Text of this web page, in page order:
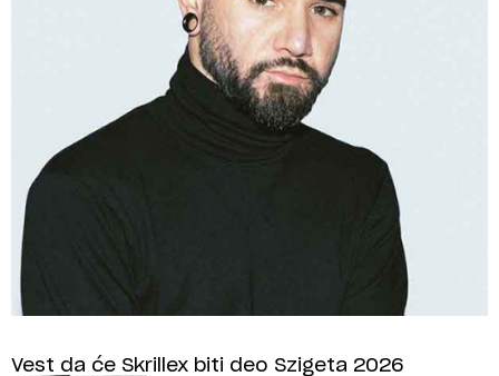
Vest da će Skrillex biti deo Szigeta 2026